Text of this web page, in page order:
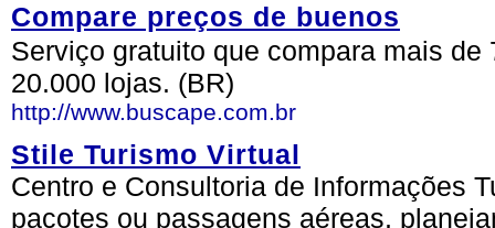
Compare preços de buenos
Serviço gratuito que compara mais
20.000 lojas. (BR)
http://www.buscape.com.br
Stile Turismo Virtual
Centro e Consultoria de Informações
pacotes ou passagens aéreas,